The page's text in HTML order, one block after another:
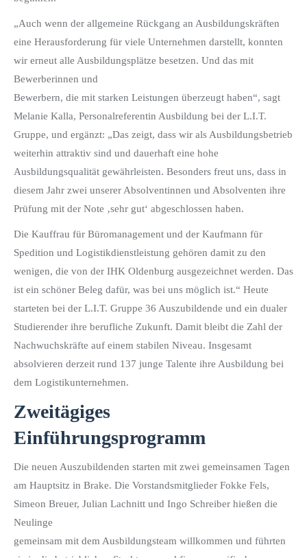
„Auch wenn der allgemeine Rückgang an Ausbildungskräften
eine Herausforderung für viele Unternehmen darstellt, konnten
wir erneut alle Ausbildungsplätze besetzen. Und das mit
Bewerberinnen und
Bewerbern, die mit starken Leistungen überzeugt haben“, sagt
Melanie Kalla, Personalreferentin Ausbildung bei der L.I.T.
Gruppe, und ergänzt: „Das zeigt, dass wir als Ausbildungsbetrieb
weiterhin attraktiv sind und dauerhaft eine hohe
Ausbildungsqualität gewährleisten. Besonders freut uns, dass in
diesem Jahr zwei unserer Absolventinnen und Absolventen ihre
Prüfung mit der Note ‚sehr gut‘ abgeschlossen haben.
Die Kauffrau für Büromanagement und der Kaufmann für
Spedition und Logistikdienstleistung gehören damit zu den
wenigen, die von der IHK Oldenburg ausgezeichnet werden. Das
ist ein schöner Beleg dafür, was bei uns möglich ist.“ Heute
starteten bei der L.I.T. Gruppe 36 Auszubildende und ein dualer
Studierender ihre berufliche Zukunft. Damit bleibt die Zahl der
Nachwuchskräfte auf einem stabilen Niveau. Insgesamt
absolvieren derzeit rund 137 junge Talente ihre Ausbildung bei
dem Logistikunternehmen.
Zweitägiges
Einführungsprogramm
Die neuen Auszubildenden starten mit zwei gemeinsamen Tagen
am Hauptsitz in Brake. Die Vorstandsmitglieder Fokke Fels,
Simeon Breuer, Julian Lachnitt und Ingo Schreiber hießen die
Neulinge
gemeinsam mit dem Ausbildungsteam willkommen und führten